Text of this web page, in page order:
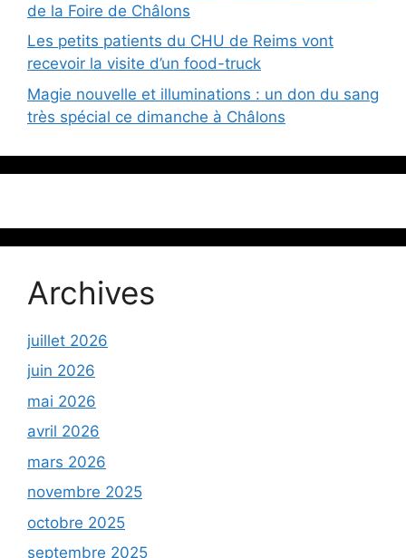
de la Foire de Châlons
Les petits patients du CHU de Reims vont
recevoir la visite d’un food-truck
Magie nouvelle et illuminations : un don du sang
très spécial ce dimanche à Châlons
Archives
juillet 2026
juin 2026
mai 2026
avril 2026
mars 2026
novembre 2025
octobre 2025
septembre 2025